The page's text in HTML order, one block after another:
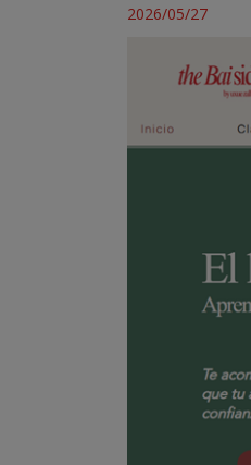
2026/05/27